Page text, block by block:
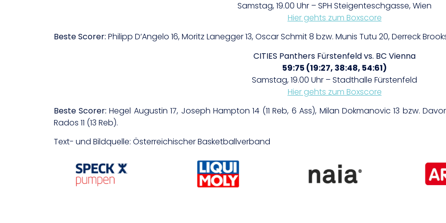
Samstag, 19.00 Uhr – SPH Steigenteschgasse, Wien
Hier gehts zum Boxscore
Beste Scorer: Philipp D’Angelo 16, Moritz Lanegger 13, Oscar Schmit 8 bzw. Munis Tutu 20, Derreck
CITIES Panthers Fürstenfeldvs. BC Vienna
59:75 (19:27, 38:48, 54:61)
Samstag, 19.00 Uhr – Stadthalle Fürstenfeld
Hier gehts zum Boxscore
Beste Scorer:Hegel Augustin 17, Joseph Hampton 14 (11 Reb, 6 Ass), Milan Dokmanovic 13 bzw.
Rados 11 (13 Reb).
Text- und Bildquelle: Österreichischer Basketballverband